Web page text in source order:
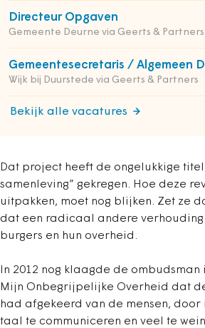
Directeur Opgaven
Gemeente Deurne via Geerts & Partners
Gemeentesecretaris / Algemeen
Wijk bij Duurstede via Geerts & Partners
Bekijk alle vacatures
Dat project heeft de ongelukkige
samenleving” gekregen. Hoe deze
uitpakken, moet nog blijken. Zet ze
dat een radicaal andere verhouding
burgers en hun overheid.
In 2012 nog klaagde de
Mijn Onbegrijpelijke Overheid dat
had afgekeerd van de mensen,
taal te communiceren en veel te